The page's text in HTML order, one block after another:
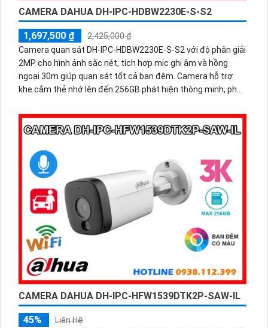
CAMERA DAHUA DH-IPC-HDBW2230E-S-S2
1,697,500 ₫
2,425,000 ₫
Camera quan sát DH-IPC-HDBW2230E-S-S2 với độ phân giải
2MP cho hình ảnh sắc nét, tích hợp mic ghi âm và hồng
ngoại 30m giúp quan sát tốt cả ban đêm. Camera hỗ trợ
khe cắm thẻ nhớ lên đến 256GB phát hiện thông minh, phù
chọn tối ưu cho những ai cần một camera an ninh chất
lượng với chi phí tiết kiệm.
CAMERA DAHUA DH-IPC-HFW1539DTK2P-SAW-IL
45%
Liên Hệ